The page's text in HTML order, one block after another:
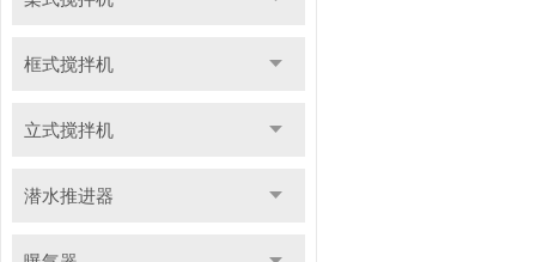
框式搅拌机
立式搅拌机
潜水推进器